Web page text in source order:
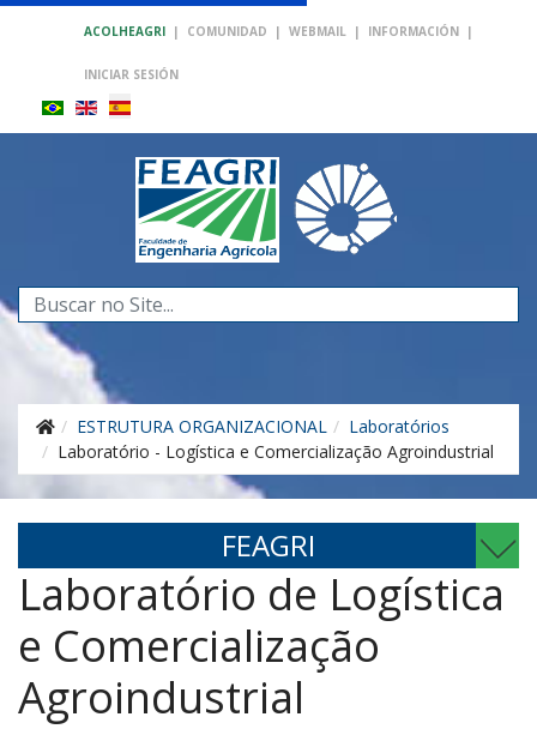
ACOLHEAGRI | COMUNIDAD | WEBMAIL | INFORMACIÓN |
INICIAR SESIÓN
Buscar...
ESTRUTURA ORGANIZACIONAL
Laboratórios
Laboratório - Logística e Comercialização Agroindustrial
FEAGRI
Laboratório de Logística
e Comercialização
Agroindustrial